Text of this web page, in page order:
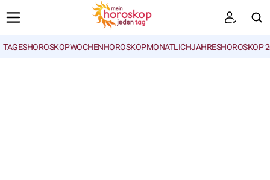
TAGESHOROSKOPWOCHENHOROSKOPMONATLICHJAHRESHOROSKOP